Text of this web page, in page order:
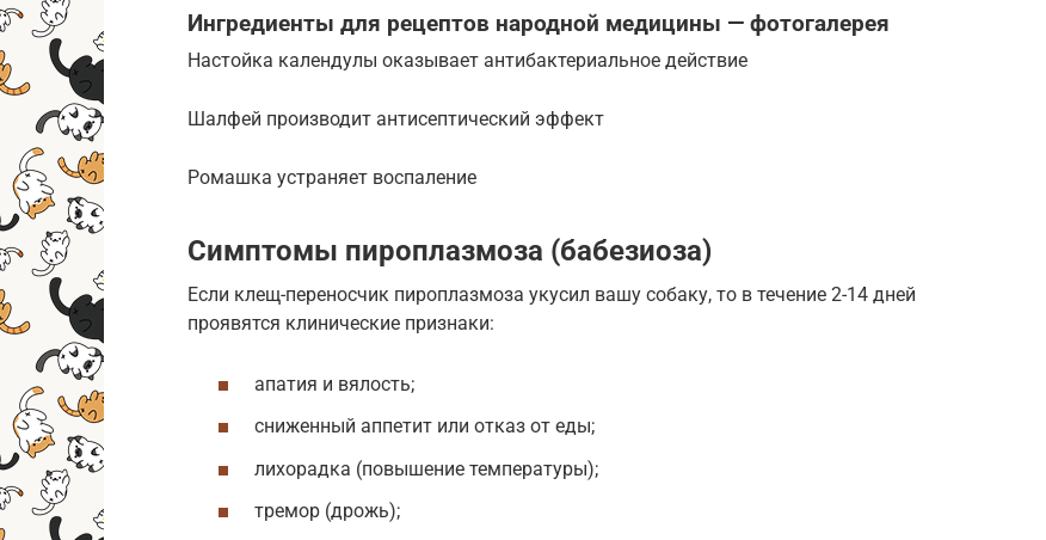
Ингредиенты для рецептов народной медицины — фотогалерея
Настойка календулы оказывает антибактериальное действие
Шалфей производит антисептический эффект
Ромашка устраняет воспаление
Симптомы пироплазмоза (бабезиоза)
Если клещ-переносчик пироплазмоза укусил вашу собаку, то в течение 2-14 дней
проявятся клинические признаки:
апатия и вялость;
сниженный аппетит или отказ от еды;
лихорадка (повышение температуры);
тремор (дрожь);